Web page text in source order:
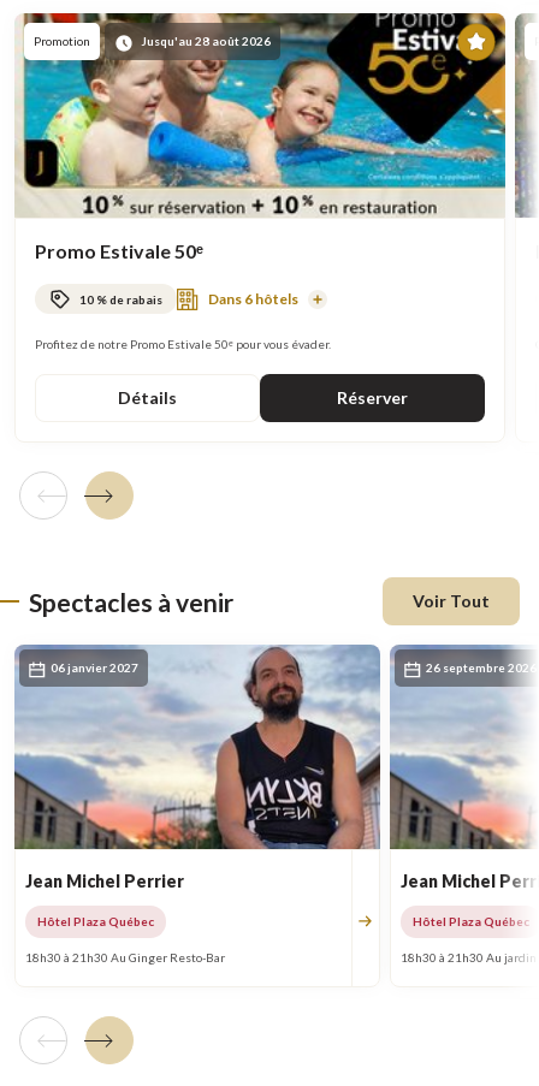
Promotion Jusqu'au 28 août 2026
En
Promo Estivale 50ᵉ
10 % de rabais Dans 6 hôtels
En
Profitez de notre Promo Estivale 50ᵉ pour vous évader.
Détails Réserver
Tuile précédente
Tuile suivante
Spectacles à venir Voir Tout
06 janvier 2027
Jean Michel Perrier
Hôtel Plaza Québec
18h30 à 21h30 Au Ginger Resto-Bar
26 septembre 2026
Jean Michel
Hôtel Plaza Québec
18h30 à 21h30 Au
Tuile précédente
Tuile suivante